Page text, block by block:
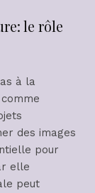
le rôle
à la
des images
pour
elle
peut